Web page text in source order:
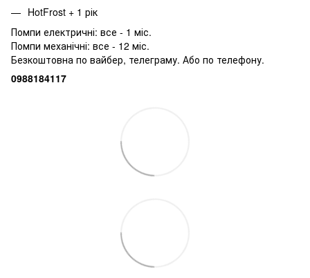
HotFrost + 1 рік
Помпи електричні: все - 1 міс.
Помпи механічні: все - 12 міс.
Безкоштовна по вайбер, телеграму. Або по телефону.
0988184117